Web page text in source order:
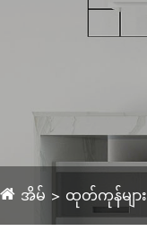
အိမ် ထုတ်ကုန်များ